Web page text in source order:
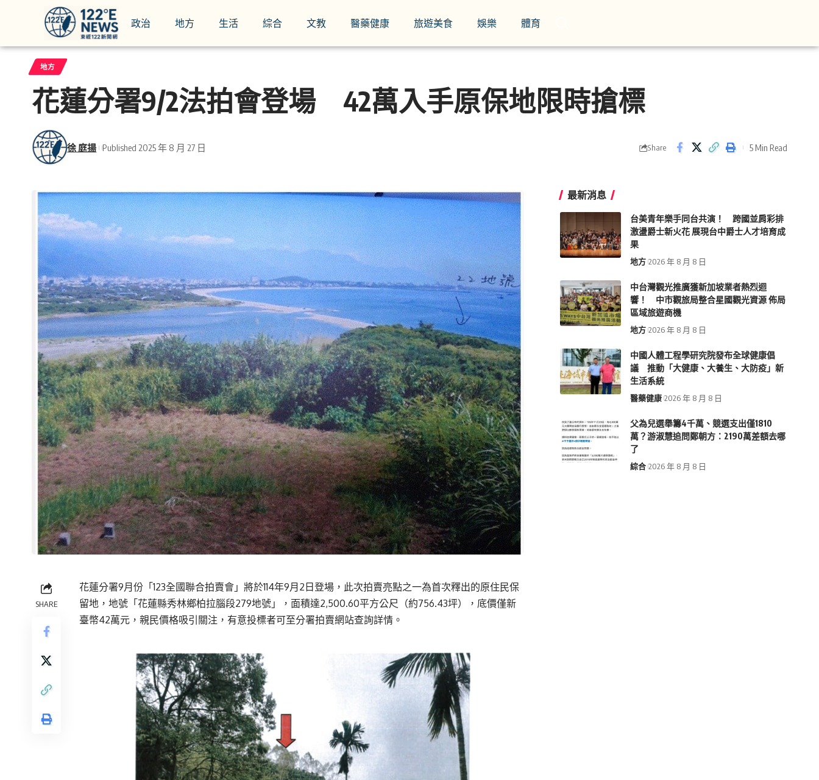
政治 地方 生活 綜合 文教 醫藥健康 旅遊美食 娛樂 體育
地方
花蓮分署9/2法拍會登場 42萬入手原保地限時搶標
徐 庭揚 Published 2025 年 8 月 27 日 Share 5 Min Read
SHARE
花蓮分署9月份「123全國聯合拍賣會」將於114年9月2日登場，此次拍賣亮點之一為首次釋出的原住民保
留地，地號「花蓮縣秀林鄉柏拉腦段279地號」，面積達2,500.60平方公尺（約756.43坪），底價僅新
臺幣42萬元，親民價格吸引關注，有意投標者可至分署拍賣網站查詢詳情。
最新消息
台美青年樂手同台共演！ 跨國並肩彩排
激盪爵士新火花 展現台中爵士人才培育成
果
地方 2026 年 8 月 8 日
中台灣觀光推廣獲新加坡業者熱烈迴
響！ 中市觀旅局整合星國觀光資源 佈局
區域旅遊商機
地方 2026 年 8 月 8 日
中國人體工程學研究院發布全球健康倡
議 推動「大健康、大養生、大防疫」新
生活系統
醫藥健康 2026 年 8 月 8 日
父為兒選舉籌4千萬、競選支出僅1810
萬？游淑慧追問鄭朝方：2190萬差額去哪
了
綜合 2026 年 8 月 8 日